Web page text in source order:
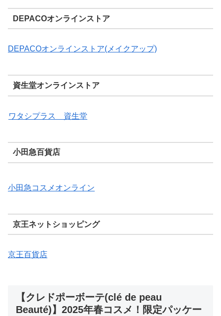
DEPACOオンラインストア
DEPACOオンラインストア(メイクアップ)
資生堂オンラインストア
ワタシプラス 資生堂
小田急百貨店
小田急コスメオンライン
京王ネットショッピング
京王百貨店
【クレドポーボーテ(clé de peau
Beauté)】2025年春コスメ！限定パッケー